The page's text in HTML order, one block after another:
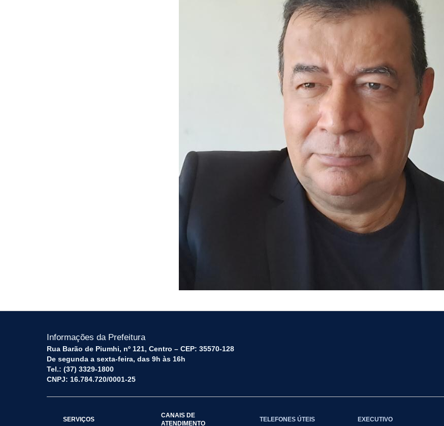
Informações da Prefeitura
Rua Barão de Piumhi, nº 121, Centro – CEP: 35570-128
De segunda a sexta-feira, das 9h às 16h
Tel.: (37) 3329-1800
CNPJ: 16.784.720/0001-25
SERVIÇOS
CANAIS DE
ATENDIMENTO
TELEFONES ÚTEIS EXECUTIVO